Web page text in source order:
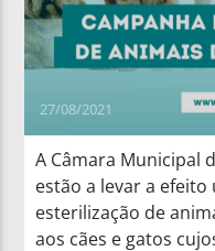
27/08/2021
A Câmara Municipal
estão a levar a
esterilização de
aos cães e gatos